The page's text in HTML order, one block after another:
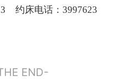
约床电话： 3997623
END-